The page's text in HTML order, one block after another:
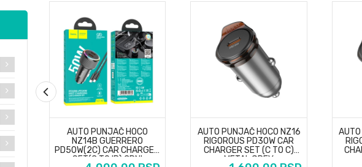
AUTO PUNJAČ HOCO
NZ14B GUERRERO
PD50W(2C) CAR CHARGER
SET(C TO IP) CRNI
AUTO PUNJAČ HOCO NZ16
RIGOROUS PD30W CAR
CHARGER SET (C TO C)
METAL GREY